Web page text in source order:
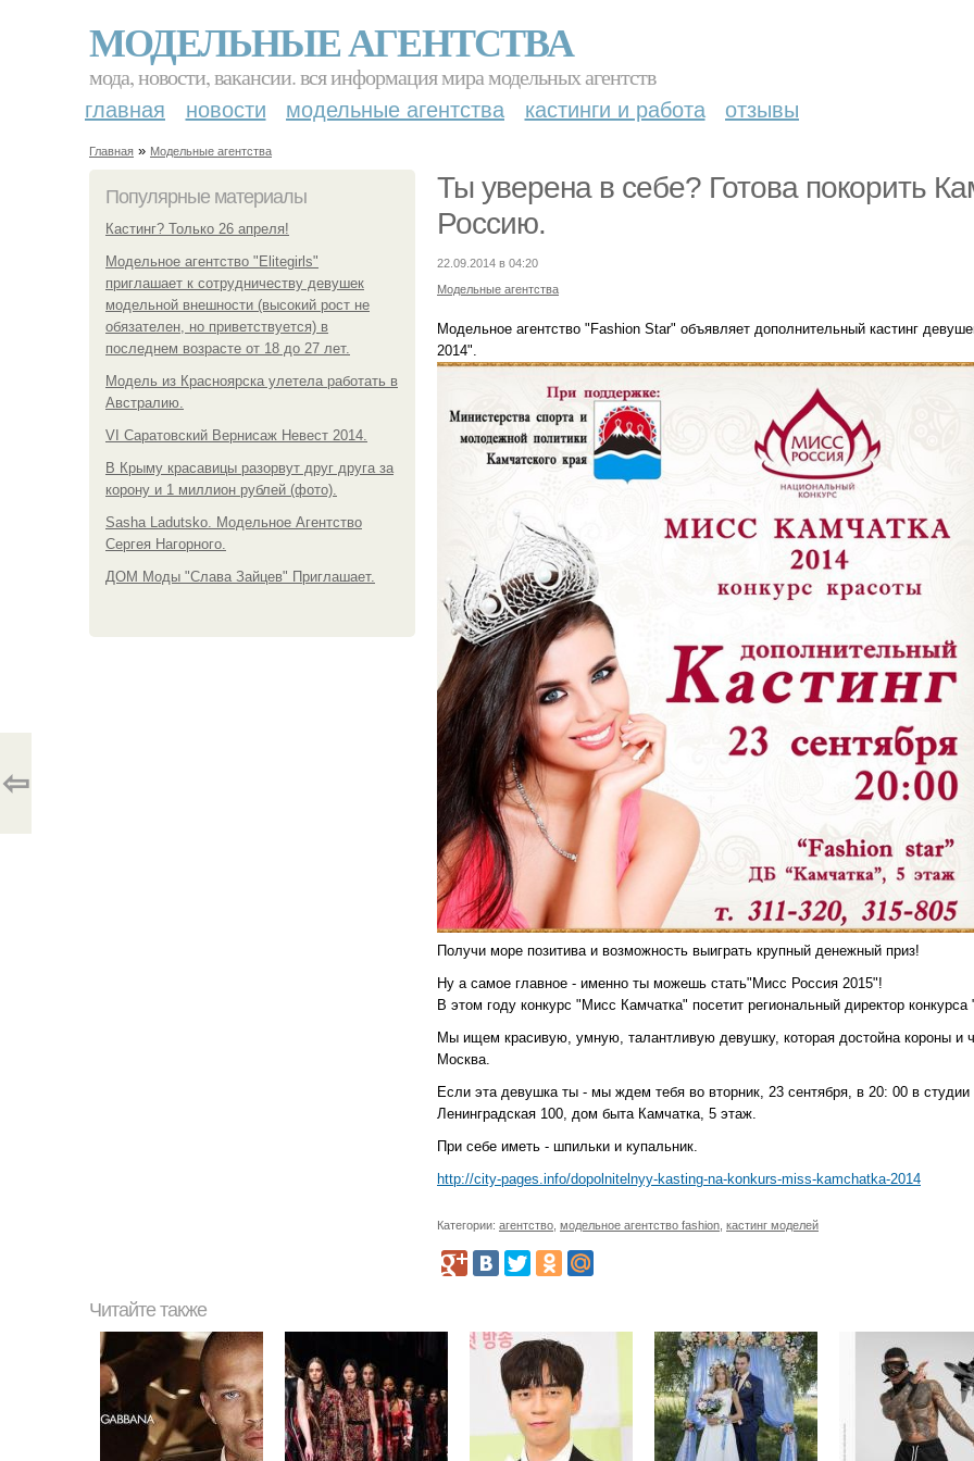
МОДЕЛЬНЫЕ АГЕНТСТВА
мода, новости, вакансии. вся информация мира модельных агентств
главная новости модельные агентства кастинги и работа отзывы
Главная » Модельные агентства
Популярные материалы
Кастинг? Только 26 апреля!
Модельное агентство "Elitegirls"
приглашает к сотрудничеству девушек
модельной внешности (высокий рост не
обязателен, но приветствуется) в
последнем возрасте от 18 до 27 лет.
Модель из Красноярска улетела работать в
Австралию.
VI Саратовский Вернисаж Невест 2014.
В Крыму красавицы разорвут друг друга за
корону и 1 миллион рублей (фото).
Sasha Ladutsko. Модельное Агентство
Сергея Нагорного.
ДОМ Моды "Слава Зайцев" Приглашает.
Ты уверена в себе? Готова покорить
Россию.
22.09.2014 в 04:20
Модельные агентства
Модельное агентство "Fashion Star" объявляет дополнительный кастинг
2014".
Получи море позитива и возможность выиграть крупный денежный приз!
Ну а самое главное - именно ты можешь стать"Мисс Россия 2015"!
В этом году конкурс "Мисс Камчатка" посетит региональный директор
Мы ищем красивую, умную, талантливую девушку, которая достойна короны и
Москва.
Если эта девушка ты - мы ждем тебя во вторник, 23 сентября, в 20: 00 в
Ленинградская 100, дом быта Камчатка, 5 этаж.
При себе иметь - шпильки и купальник.
http://city-pages.info/dopolnitelnyy-kasting-na-konkurs-miss-kamchatka-2014
Категории: агентство модельное агентство fashion кастинг моделей
⇦
Читайте также